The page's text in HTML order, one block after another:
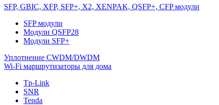
SFP, GBIC, XFP, SFP+, X2, XENPAK, QSFP+, CFP модули
SFP модули
Модули QSFP28
Модули SFP+
Уплотнение CWDM/DWDM
Wi-Fi маршрутизаторы для дома
Tp-Link
SNR
Tenda